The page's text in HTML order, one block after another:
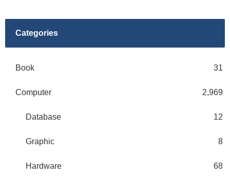
Categories
Book 31
Computer 2,969
Database 12
Graphic 8
Hardware 68